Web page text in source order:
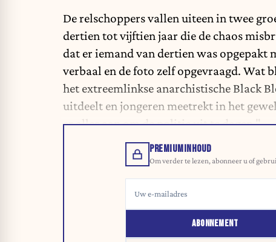
De relschoppers vallen uiteen in twee
dertien tot vijftien jaar die de chaos
dat er iemand van dertien was opgepakt
verbaal en de foto zelf opgevraagd. Wat
het extreemlinkse anarchistische Black
uitdeelt en jongeren meetrekt in het
er alles aan om de politie uit te dagen."
PREMIUMINHOUD
Om verder te lezen, abonneer u of
ABONNEMENT